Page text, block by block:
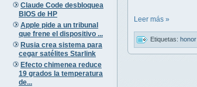
Claude Code desbloquea
BIOS de HP
Apple pide a un tribunal
que frene el dispositivo ...
Rusia crea sistema para
cegar satélites Starlink
Efecto chimenea reduce
19 grados la temperatura
de...
Leer más »
Etiquetas: honor